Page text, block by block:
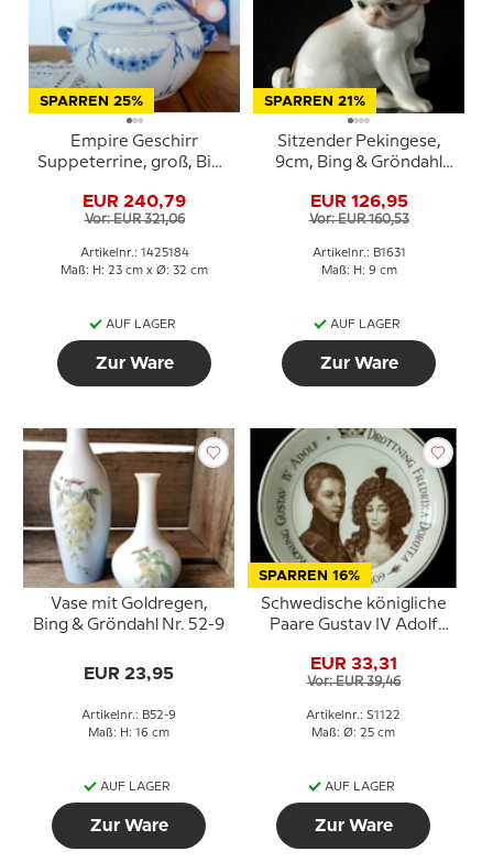
SPARREN 25%
Empire Geschirr
Suppeterrine, groß, Bing
oder 184
EUR 240,79
Vor: EUR 321,06
Artikelnr.: 1425184
Maß: H: 23 cm x Ø: 32 cm
AUF LAGER
Zur Ware
SPARREN 21%
Sitzender Pekingese,
9cm, Bing & Gröndahl
EUR 126,95
Vor: EUR 160,53
Artikelnr.: B1631
Maß: H: 9 cm
AUF LAGER
Zur Ware
Vase mit Goldregen,
Bing & Gröndahl Nr. 52-9
EUR 23,95
Artikelnr.: B52-9
Maß: H: 16 cm
AUF LAGER
Zur Ware
SPARREN 16%
Schwedische königliche
Paare Gustav IV Adolf
1792-1809
EUR 33,31
Vor: EUR 39,46
Artikelnr.: S1122
Maß: Ø: 25 cm
AUF LAGER
Zur Ware